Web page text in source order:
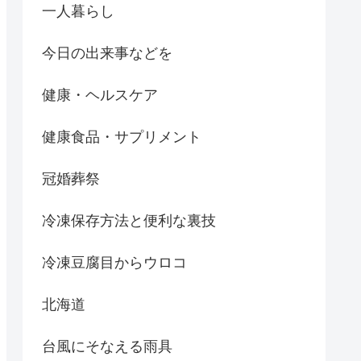
一人暮らし
今日の出来事などを
健康・ヘルスケア
健康食品・サプリメント
冠婚葬祭
冷凍保存方法と便利な裏技
冷凍豆腐目からウロコ
北海道
台風にそなえる雨具